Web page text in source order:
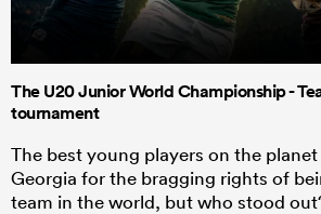
The U20 Junior World Championship -
tournament
The best young players on the
Georgia for the bragging rights of
team in the world, but who stood